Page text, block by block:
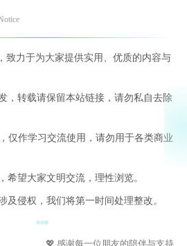
致力于为大家提供实用、优质的内容与
，转载请保留本站链接，请勿私自去除
仅作学习交流使用，请勿用于各类商业
希望大家文明交流，理性浏览。
及侵权，我们将第一时间处理整改。
💖 感谢每一位朋友的陪伴与支持